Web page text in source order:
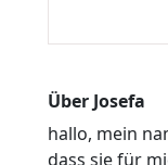
Über Josefa
hallo, mein
dass sie für